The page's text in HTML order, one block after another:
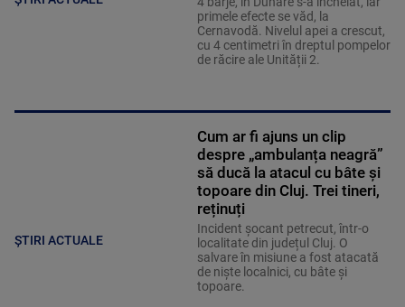
primele efecte se văd, la
Cernavodă. Nivelul apei a crescut,
cu 4 centimetri în dreptul pompelor
de răcire ale Unității 2.
ȘTIRI ACTUALE
Cum ar fi ajuns un clip
despre „ambulanța neagră”
să ducă la atacul cu bâte și
topoare din Cluj. Trei tineri,
reținuți
Incident șocant petrecut, într-o
localitate din județul Cluj. O
salvare în misiune a fost atacată
de niște localnici, cu bâte și
topoare.